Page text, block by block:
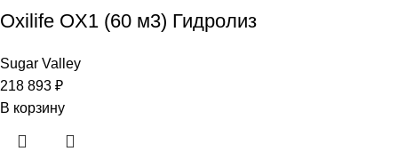
Oxilife OX1 (60 м3) Гидролиз
Sugar Valley
218 893 ₽
В корзину